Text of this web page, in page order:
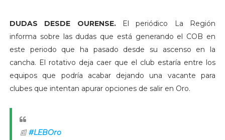
DUDAS DESDE OURENSE.El periódico La Región
informa sobre las dudas que está generando el COB en
este periodo que ha pasado desde su ascenso en la
cancha. El rotativo deja caer que el club estaría entre los
equipos que podría acabar dejando una vacante para
clubes que intentan apurar opciones de salir en Oro.
📰#LEBOro